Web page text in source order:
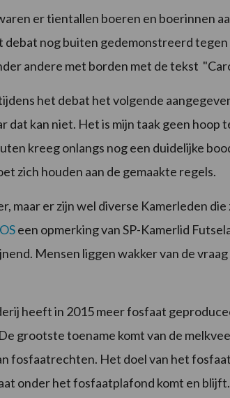
er tientallen boeren en boerinnen
debat nog buiten gedemonstreerd
andere met borden met de tekst
het debat het volgende
dat kan niet. Het is mijn taak geen hoop
kreeg onlangs nog een duidelijke
zich houden aan de gemaakte regels.
maar er zijn wel diverse Kamerleden die
een opmerking van SP-Kamerlid
Mensen liggen wakker van de
heeft in 2015 meer fosfaat
grootste toename komt van de
fosfaatrechten. Het doel van het
onder het fosfaatplafond komt en